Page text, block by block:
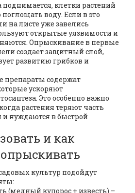
поднимается, клетки растений
воду. Если в это
на листе уже завелись
открытые уязвимости и
Опрыскивание в первые
создает защитный слой,
развитию грибков и
препараты содержат
ускоряют
Это особенно важно
растения теряют часть
нуждаются в быстрой
и как
культур подойдут
(медный купорос + известь) –